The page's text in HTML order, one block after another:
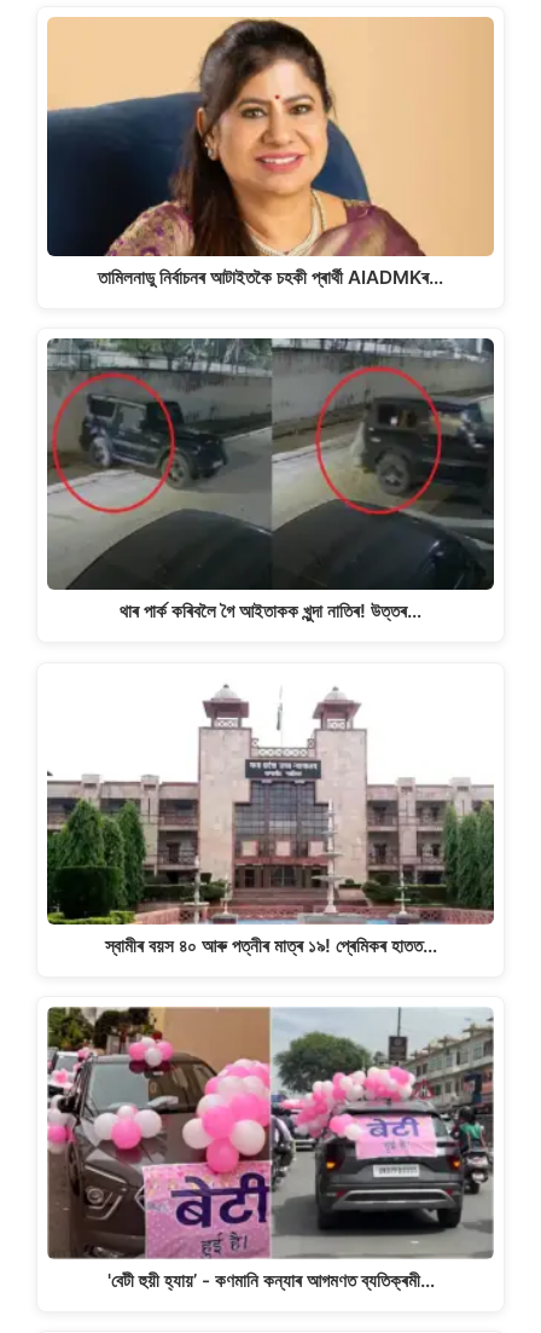
তামিলনাডু নিৰ্বাচনৰ আটাইতকৈ চহকী প্ৰাৰ্থী AIADMKৰ…
থাৰ পাৰ্ক কৰিবলৈ গৈ আইতাকক খুন্দা নাতিৰ! উত্তৰ…
স্বামীৰ বয়স ৪০ আৰু পত্নীৰ মাত্ৰ ১৯! প্ৰেমিকৰ হাতত…
'বেটী হুয়ী হ্যায়’ - কণমানি কন্যাৰ আগমণত ব্যতিক্ৰমী…